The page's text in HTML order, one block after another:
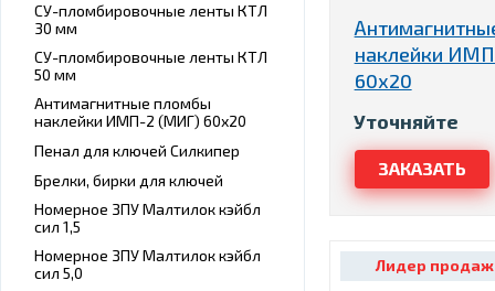
СУ-пломбировочные ленты КТЛ
30 мм
СУ-пломбировочные ленты КТЛ
50 мм
Антимагнитные пломбы
наклейки ИМП-2 (МИГ) 60х20
Пенал для ключей Силкипер
Брелки, бирки для ключей
Номерное ЗПУ Малтилок кэйбл
сил 1,5
Номерное ЗПУ Малтилок кэйбл
сил 5,0
наклейки
60х20
Уточняйте
Лидер продаж